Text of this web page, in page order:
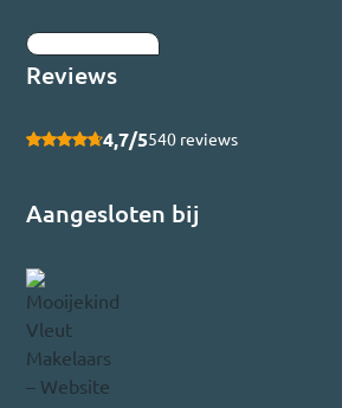
Reviews
4,7/5540 reviews
Aangesloten bij